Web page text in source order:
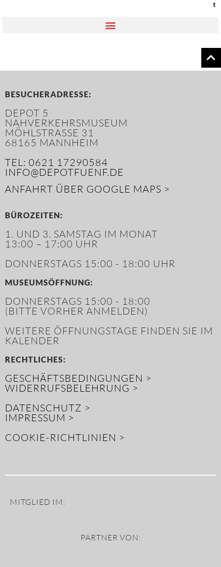
t
BESUCHERADRESSE:
DEPOT 5
NAHVERKEHRSMUSEUM
MÖHLSTRASSE 31
68165 MANNHEIM
TEL: 0621 17290584
INFO@DEPOTFUENF.DE
ANFAHRT ÜBER GOOGLE MAPS >
BÜROZEITEN:
1. UND 3. SAMSTAG IM MONAT
13:00 – 17:00 UHR
DONNERSTAGS 15:00 - 18:00 UHR
MUSEUMSÖFFNUNG:
DONNERSTAGS 15:00 - 18:00
(BITTE VORHER ANMELDEN)
WEITERE ÖFFNUNGSTAGE FINDEN SIE IM
KALENDER
RECHTLICHES:
GESCHÄFTSBEDINGUNGEN >
WIDERRUFSBELEHRUNG >
DATENSCHUTZ >
IMPRESSUM >
COOKIE-RICHTLINIEN >
MITGLIED IM:
PARTNER VON: